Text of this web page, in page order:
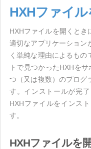
HXHファイル
HXHファイルを開くとき
適切なアプリケーション
く単純な理由によるもの
トで見つかったHXHを
つ（又は複数）のプログ
す。インストールが完
HXHファイルをインス
す。
HXHファイルを